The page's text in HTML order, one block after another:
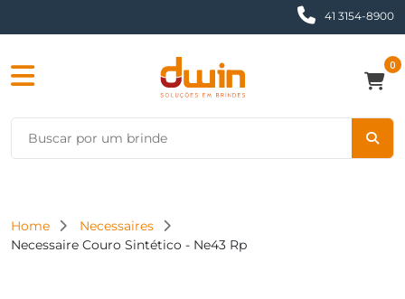
41 3154-8900
0
Home
Necessaires
Necessaire Couro Sintético - Ne43 Rp